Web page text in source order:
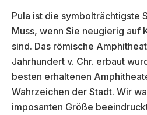
Pula ist die symbolträchtigste
Muss, wenn Sie neugierig auf
sind. Das römische
Jahrhundert v. Chr. erbaut
besten erhaltenen
Wahrzeichen der Stadt. Wir
imposanten Größe